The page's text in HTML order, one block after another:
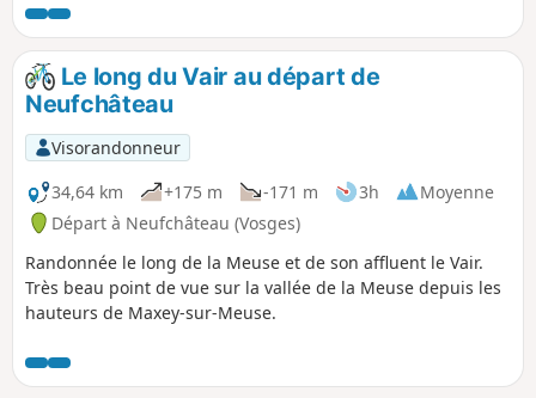
souhait aux abords de la chapelle de Gévaux, ou dans la
tranquillité du fond de Noblanvau: belles aires de pique-
nique sur ces 2 points. Attention : Nous ne suivrons aucun
balisage de façon permanente. Merci de bien suivre ce
descriptif.
Le long du Vair au départ de
Neufchâteau
Visorandonneur
34,64 km
+175 m -171 m 3h
Moyenne
Départ à Neufchâteau (Vosges)
Randonnée le long de la Meuse et de son affluent le Vair.
Très beau point de vue sur la vallée de la Meuse depuis les
hauteurs de Maxey-sur-Meuse.